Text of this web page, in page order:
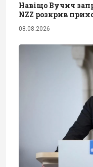
Навіщо Вучич
NZZ розкрив
08.08.2026